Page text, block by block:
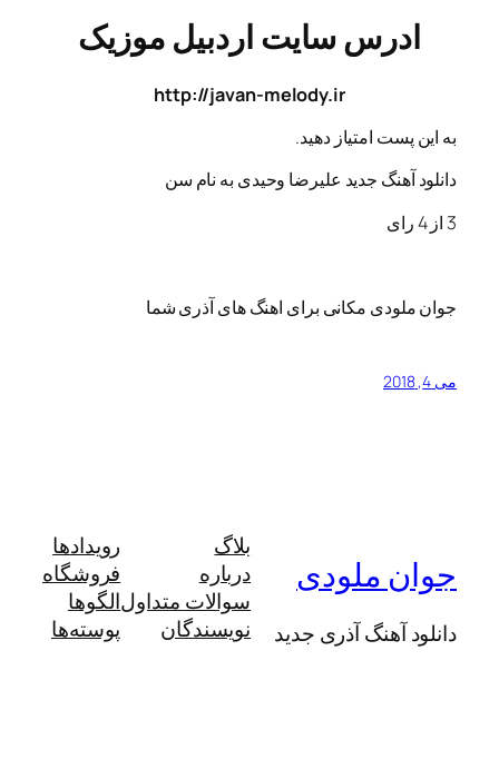
ادرس سایت اردبیل موزیک
http://javan-melody.ir
این پست امتیاز دهید.
آهنگ جدید علیرضا وحیدی به نام سن
رای
ملودی مکانی برای اهنگ های آذری شما
ملودی
آهنگ آذری جدید
درباره
سوالات متداول
نویسندگان
رویدادها
فروشگاه
الگوها
پوسته‌ها